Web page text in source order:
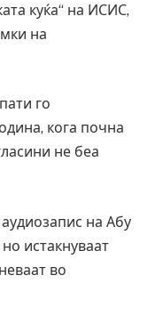
куќа“ на ИСИС,
на
го
кога почна
не беа
на Абу
истакнуваат
во